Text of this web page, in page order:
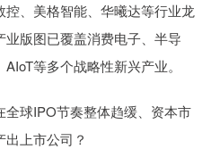
、美格智能、华曦达等行业龙
版图已覆盖消费电子、半导
等多个战略性新兴产业。
球IPO节奏整体趋缓、资本市
上市公司？